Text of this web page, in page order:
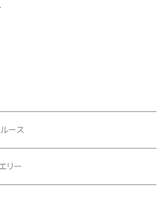
ース
リー